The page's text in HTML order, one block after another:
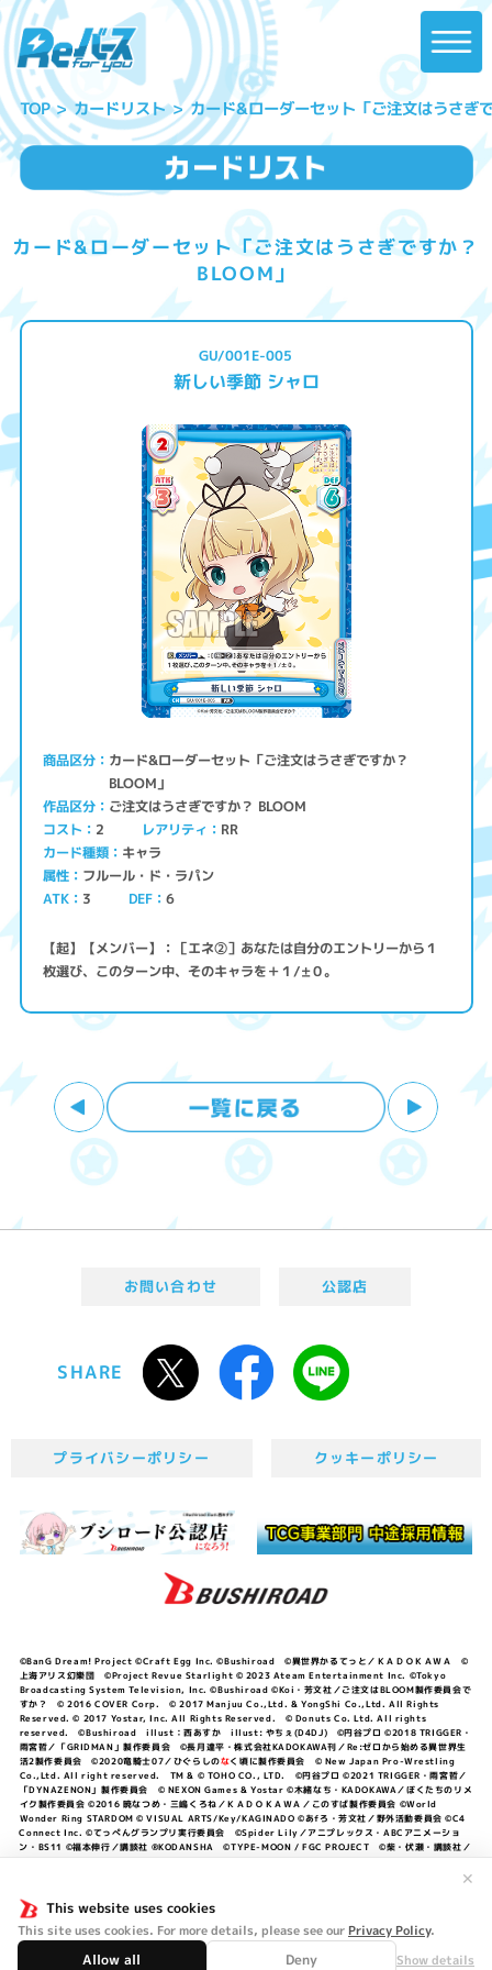
This website uses cookies
This site uses cookies. For more details, please see our Privacy Policy.
Allow all Deny Show details
✕
TOP カードリスト カード&ローダーセット「ご注文はうさぎ
カード&ローダーセット「ご注文はうさぎですか？
BLOOM」
GU/001E-005
新しい季節 シャロ
商品区分 カード&ローダーセット「ご注文はうさぎですか？
BLOOM」
作品区分 ご注文はうさぎですか？ BLOOM
コスト 2 レアリティ RR
カード種類 キャラ
属性 フルール・ド・ラパン
ATK 3 DEF 6
【起】【メンバー】：［エネ②］あなたは自分のエントリーから１
枚選び、このターン中、そのキャラを＋１/±０。
お問い合わせ 公認店
SHARE
プライバシーポリシー クッキーポリシー
©BanG Dream! Project ©Craft Egg Inc. ©Bushiroad ©異世界かるてっと／ＫＡＤＯＫＡＷＡ ©
上海アリス幻樂団 ©Project Revue Starlight © 2023 Ateam Entertainment Inc. ©Tokyo
Broadcasting System Television, Inc. ©Bushiroad ©Koi・芳文社／ご注文はBLOOM製作委員会で
すか？ © 2016 COVER Corp. © 2017 Manjuu Co.,Ltd. & YongShi Co.,Ltd. All Rights
Reserved. © 2017 Yostar, Inc. All Rights Reserved. © Donuts Co. Ltd. All rights
reserved. ©Bushiroad illust：西あすか illust: やちぇ(D4DJ) ©円谷プロ ©2018 TRIGGER・
雨宮哲／「GRIDMAN」製作委員会 ©長月達平・株式会社KADOKAWA刊／Re:ゼロから始める異世界生
活2製作委員会 ©2020竜騎士07／ひぐらしのなく頃に製作委員会 © New Japan Pro-Wrestling
Co.,Ltd. All right reserved. TM & © TOHO CO., LTD. ©円谷プロ ©2021 TRIGGER・雨宮哲／
「DYNAZENON」製作委員会 © NEXON Games & Yostar ©木緒なち・KADOKAWA／ぼくたちのリメ
イク製作委員会 ©2016 暁なつめ・三嶋くろね／ＫＡＤＯＫＡＷＡ／このすば製作委員会 ©World
Wonder Ring STARDOM © VISUAL ARTS/Key/KAGINADO ©あfろ・芳文社／野外活動委員会 ©C4
Connect Inc. ©てっぺんグランプリ実行委員会 ©Spider Lily／アニプレックス・ABCアニメーショ
ン・BS11 ©福本伸行／講談社 ®KODANSHA ©TYPE-MOON / FGC PROJECT ©柴・伏瀬・講談社／
©中村力斗・野澤ゆき子／集英社・君のことが大大大大大好きな製作委員会 ©IIS-P／ぽんのみち製作委
員会 ©円谷プロ ©2023 TRIGGER・雨宮哲／「劇場版グリッドマンユニバース」製作委員会 © NEXON
Games／アビドス商店街 ©プロジェクトラブライブ！蓮ノ空女学院スクールアイドルクラブ ©「勇気爆
発バーンブレイバーン」製作委員会